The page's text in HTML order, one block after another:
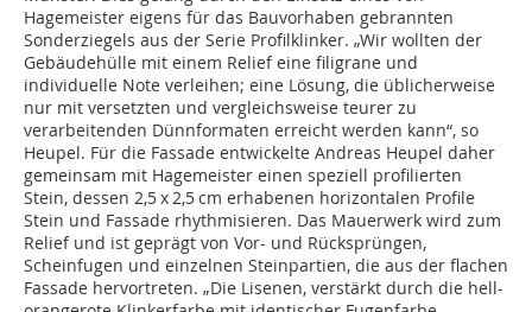
Hagemeister eigens für das Bauvorhaben gebrannten
Sonderziegels aus der Serie Profilklinker. „Wir wollten der
Gebäudehülle mit einem Relief eine filigrane und
individuelle Note verleihen; eine Lösung, die üblicherweise
nur mit versetzten und vergleichsweise teurer zu
verarbeitenden Dünnformaten erreicht werden kann“, so
Heupel. Für die Fassade entwickelte Andreas Heupel daher
gemeinsam mit Hagemeister einen speziell profilierten
Stein, dessen 2,5 x 2,5 cm erhabenen horizontalen Profile
Stein und Fassade rhythmisieren. Das Mauerwerk wird zum
Relief und ist geprägt von Vor- und Rücksprüngen,
Scheinfugen und einzelnen Steinpartien, die aus der flachen
Fassade hervortreten. „Die Lisenen, verstärkt durch die hell-